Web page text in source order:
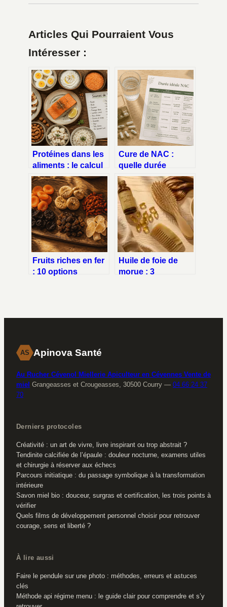
Articles Qui Pourraient Vous
Intéresser :
Protéines dans les
aliments : le calcul
exact pour couvrir
vos besoins réels
Cure de NAC :
quelle durée
optimale pour
quels objectifs de
santé ?
Fruits riches en fer
: 10 options
Huile de foie de
morue : 3
densifier vos
AS Apinova Santé
Au Rucher Cévenol Miellerie Apiculteur en Cévennes Vente de
miel Grangeasses et Crougeasses, 30500 Courry — 04 66 24 37
70
Derniers protocoles
Créativité : un art de vivre, livre inspirant ou trop abstrait ?
Tendinite calcifiée de l’épaule : douleur nocturne, examens utiles
et chirurgie à réserver aux échecs
Parcours initiatique : du passage symbolique à la transformation
intérieure
Savon miel bio : douceur, surgras et certification, les trois points à
vérifier
Quels films de développement personnel choisir pour retrouver
courage, sens et liberté ?
À lire aussi
Faire le pendule sur une photo : méthodes, erreurs et astuces
clés
Méthode api régime menu : le guide clair pour comprendre et s’y